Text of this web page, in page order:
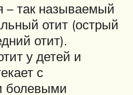
– так называемый
отит (острый
отит).
у детей и
с
болевыми